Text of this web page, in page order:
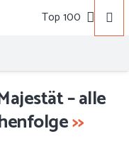
Top 100
– alle
>>